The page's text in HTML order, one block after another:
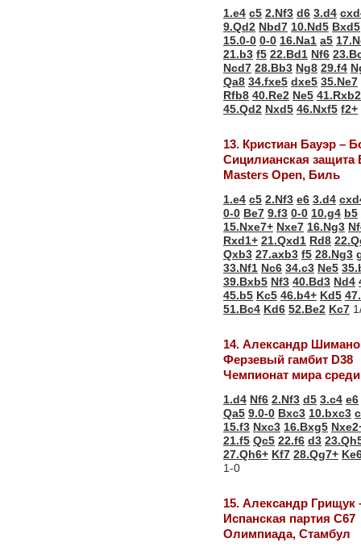
1.e4 c5 2.Nf3 d6 3.d4
9.Qd2 Nbd7 10.Nd5 Bxd5
15.0-0 0-0 16.Na1 a5
21.b3 f5 22.Bd1 Nf6
Ncd7 28.Bb3 Ng8 29.f4
Qa8 34.fxe5 dxe5 35.Ne7
Rfb8 40.Re2 Ne5 41.Rxb2
45.Qd2 Nxd5 46.Nxf5 f2+
13. Кристиан Бауэр –
Сицилианская защита
Masters Open, Биль
1.e4 c5 2.Nf3 e6 3.d4
0-0 Be7 9.f3 0-0 10.g4 b5
15.Nxe7+ Nxe7 16.Ng3
Rxd1+ 21.Qxd1 Rd8
Qxb3 27.axb3 f5 28.Ng3
33.Nf1 Nc6 34.c3 Ne5
39.Bxb5 Nf3 40.Bd3 Nd4
45.b5 Kc5 46.b4+ Kd5
51.Bc4 Kd6 52.Be2 Kc7
14. Александр
Ферзевый гамбит D38
Чемпионат мира
1.d4 Nf6 2.Nf3 d5 3.c4 e6
Qa5 9.0-0 Bxc3 10.bxc3
15.f3 Nxc3 16.Bxg5
21.f5 Qc5 22.f6 d3
27.Qh6+ Kf7 28.Qg7+
1-0
15. Александр Грищук
Испанская партия С67
Олимпиада, Стамбул